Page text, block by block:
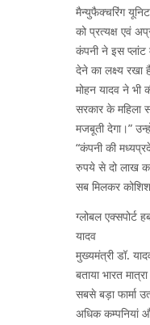
मैन्युफैक्चरिंग
को प्रत्यक्ष एवं
कंपनी ने इस प्लांट
देने का लक्ष्य रखा
मोहन यादव ने भी
सरकार के महिला
मजबूती देगा।”
“कंपनी की
रुपये से दो लाख
सब मिलकर
ग्लोबल एक्सपोर्ट
यादव
मुख्यमंत्री डॉ.
बताया भारत
सबसे बड़ा फार्मा
अधिक कम्पनियां